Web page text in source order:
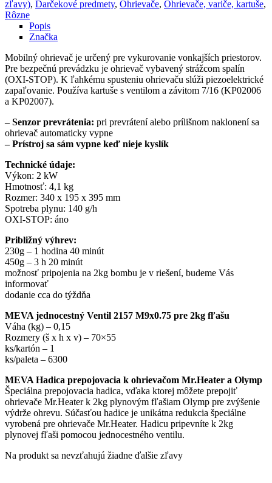
zľavy), Darčekové predmety, Ohrievače, Ohrievače, variče, kartuše,
Rôzne
Popis
Značka
Mobilný ohrievač je určený pre vykurovanie vonkajších priestorov.
Pre bezpečnú prevádzku je ohrievač vybavený strážcom spalín
(OXI-STOP). K ľahkému spusteniu ohrievaču slúži piezoelektrické
zapaľovanie. Používa kartuše s ventilom a závitom 7/16 (KP02006
a KP02007).
– Senzor prevrátenia: pri prevrátení alebo prílišnom naklonení sa
ohrievač automaticky vypne
– Prístroj sa sám vypne keď nieje kyslík
Technické údaje:
Výkon: 2 kW
Hmotnosť: 4,1 kg
Rozmer: 340 x 195 x 395 mm
Spotreba plynu: 140 g/h
OXI-STOP: áno
Približný výhrev:
230g – 1 hodina 40 minút
450g – 3 h 20 minút
možnosť pripojenia na 2kg bombu je v riešení, budeme Vás
informovať
dodanie cca do týždňa
MEVA jednocestný Ventil 2157 M9x0.75 pre 2kg fľašu
Váha (kg) – 0,15
Rozmery (š x h x v) – 70×55
ks/kartón – 1
ks/paleta – 6300
MEVA Hadica prepojovacia k ohrievačom Mr.Heater a Olymp
Špeciálna prepojovacia hadica, vďaka ktorej môžete prepojiť
ohrievače Mr.Heater k 2kg plynovým fľašiam Olymp pre zvýšenie
výdrže ohrevu. Súčasťou hadice je unikátna redukcia špeciálne
vyrobená pre ohrievače Mr.Heater. Hadicu pripevníte k 2kg
plynovej fľaši pomocou jednocestného ventilu.
Na produkt sa nevzťahujú žiadne ďalšie zľavy